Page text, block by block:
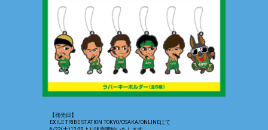
【発売日】
EXILE TRIBE STATION TOKYO/OSAKA/ONLINEにて